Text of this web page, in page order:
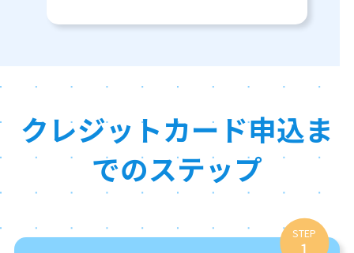
クレジットカード申込ま
でのステップ
STEP